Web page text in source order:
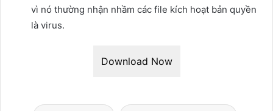
vì nó thường nhận nhầm các file kích hoạt bản quyền
là virus.
Download Now